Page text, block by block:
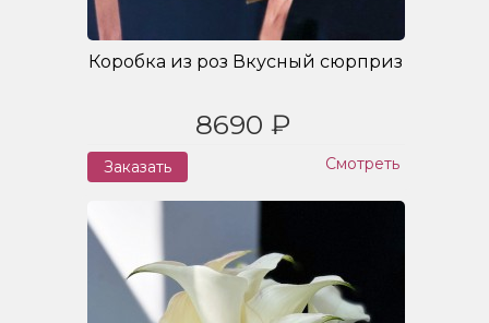
Коробка из роз Вкусный сюрприз
8690 ₽
Заказать Смотреть